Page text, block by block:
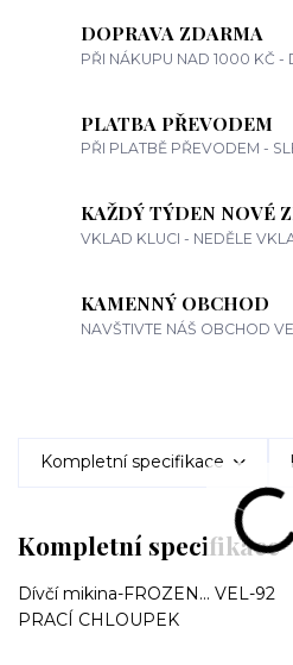
DOPRAVA ZDARMA
PŘI NÁKUPU NAD 1000 KČ
PLATBA PŘEVODEM
PŘI PLATBĚ PŘEVODEM -
KAŽDÝ TÝDEN NOVÉ
VKLAD KLUCI - NEDĚLE
KAMENNÝ OBCHOD
NAVŠTIVTE NÁŠ OBCHOD
Kompletní specifikace
Kompletní specifikace
Dívčí mikina-FROZEN... VEL-92
PRACÍ CHLOUPEK